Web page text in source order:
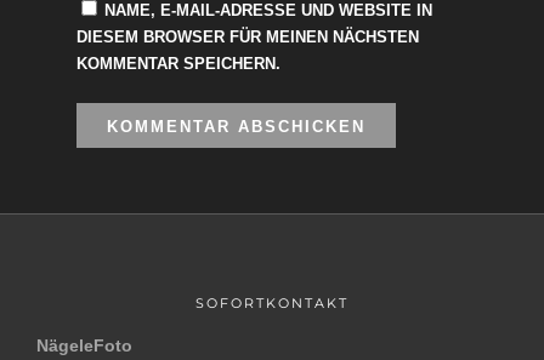
NAME, E-MAIL-ADRESSE UND WEBSITE IN
DIESEM BROWSER FÜR MEINEN NÄCHSTEN
KOMMENTAR SPEICHERN.
SOFORTKONTAKT
NägeleFoto